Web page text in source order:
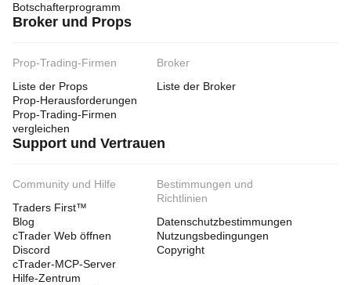
Botschafterprogramm
Broker und Props
Prop-Trading-Firmen
Liste der Props
Prop-Herausforderungen
Prop-Trading-Firmen
vergleichen
Broker
Liste der Broker
Support und Vertrauen
Community und Hilfe
Traders First™
Blog
cTrader Web öffnen
Discord
cTrader-MCP-Server
Hilfe-Zentrum
Bestimmungen und
Richtlinien
Datenschutzbestimmungen
Nutzungsbedingungen
Copyright